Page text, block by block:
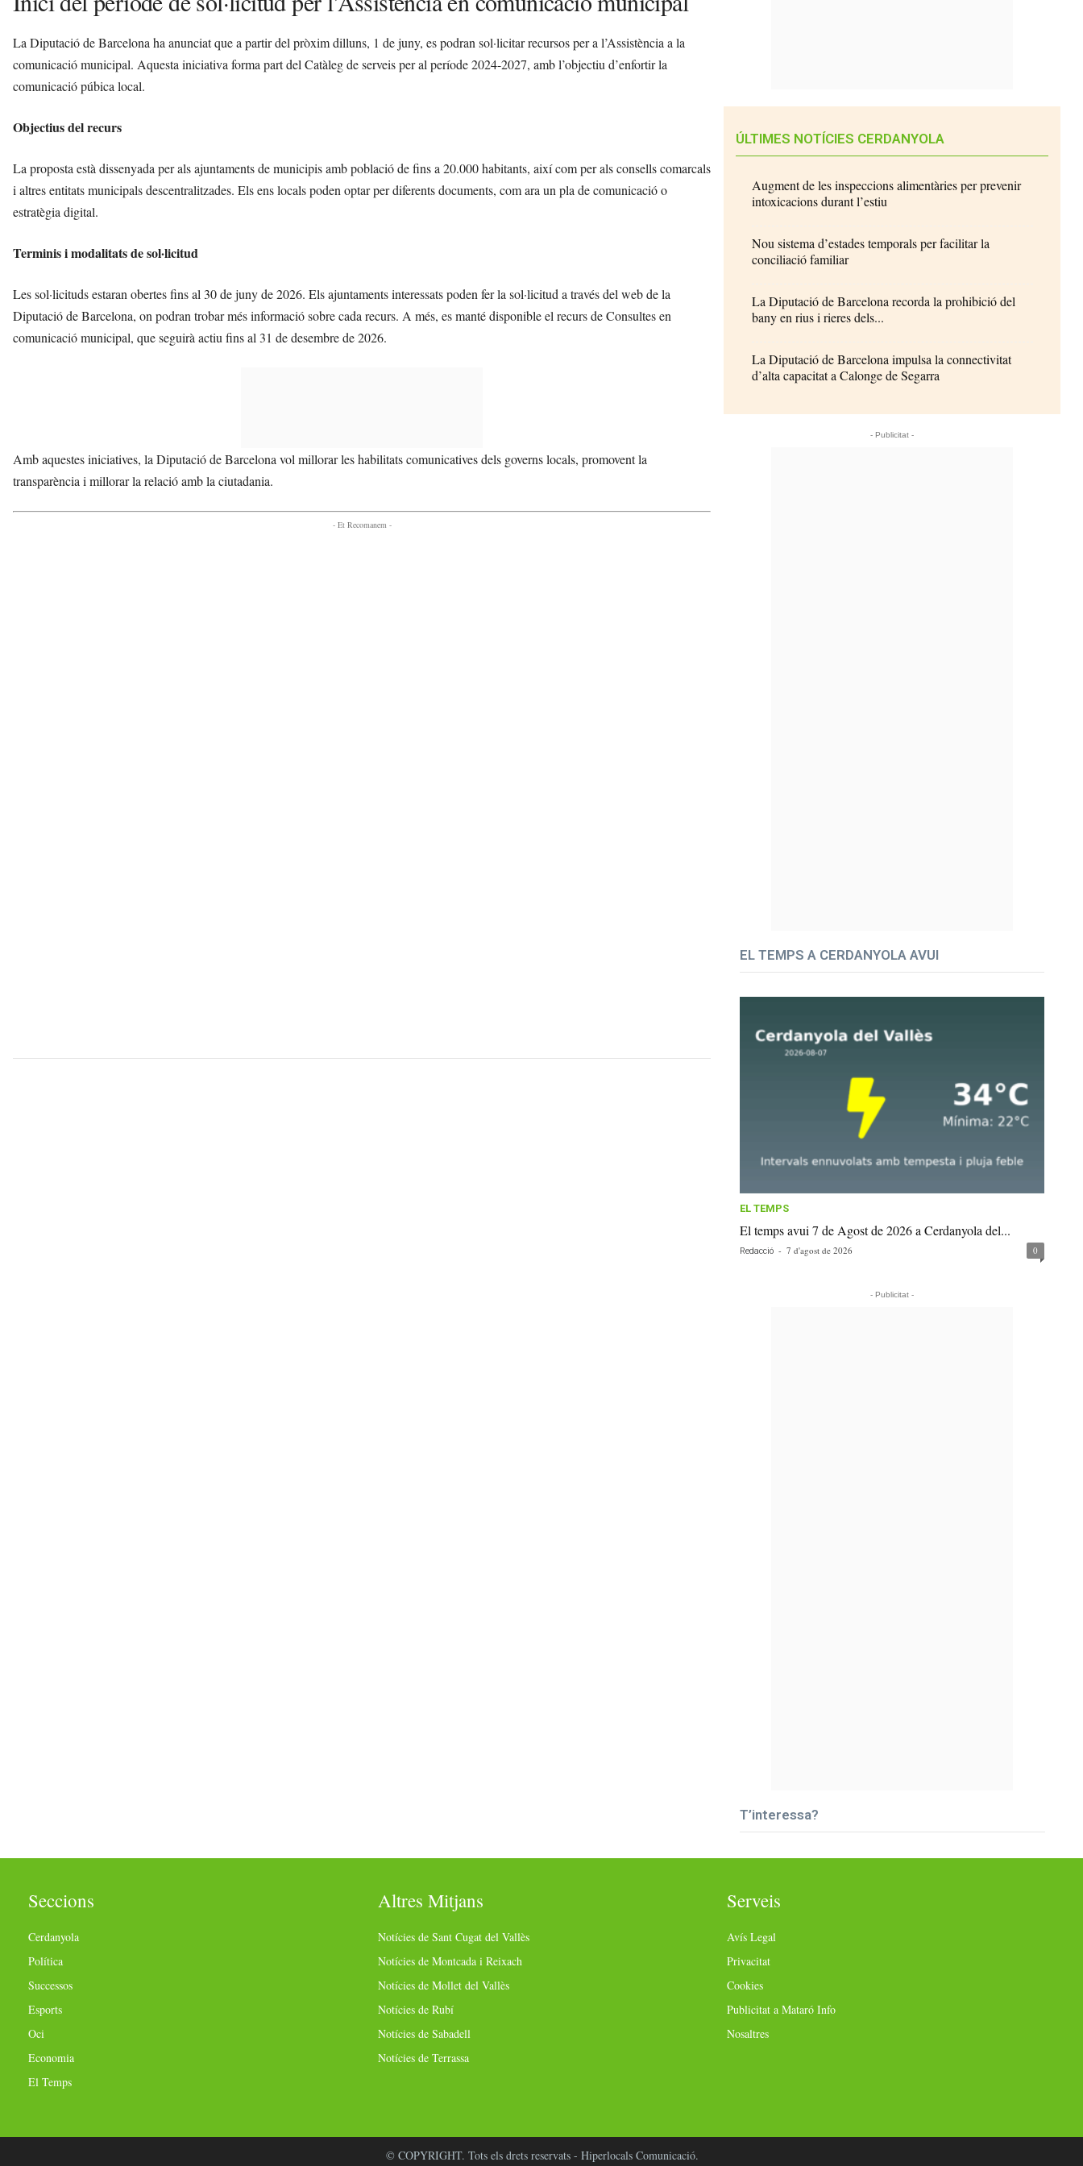
La Diputació de Barcelona ha anunciat que a partir del pròxim dilluns, 1 de juny, es podran sol·licitar recursos per a l’Assistència a la
comunicació municipal. Aquesta iniciativa forma part del Catàleg de serveis per al període 2024-2027, amb l’objectiu d’enfortir la
comunicació púbica local.
Objectius del recurs
La proposta està dissenyada per als ajuntaments de municipis amb població de fins a 20.000 habitants, així com per als consells comarcals
i altres entitats municipals descentralitzades. Els ens locals poden optar per diferents documents, com ara un pla de comunicació o
estratègia digital.
Terminis i modalitats de sol·licitud
Les sol·licituds estaran obertes fins al 30 de juny de 2026. Els ajuntaments interessats poden fer la sol·licitud a través del web de la
Diputació de Barcelona, on podran trobar més informació sobre cada recurs. A més, es manté disponible el recurs de Consultes en
comunicació municipal, que seguirà actiu fins al 31 de desembre de 2026.
Amb aquestes iniciatives, la Diputació de Barcelona vol millorar les habilitats comunicatives dels governs locals, promovent la
transparència i millorar la relació amb la ciutadania.
- Et Recomanem -
ÚLTIMES NOTÍCIES CERDANYOLA
Augment de les inspeccions alimentàries per prevenir
intoxicacions durant l’estiu
Nou sistema d’estades temporals per facilitar la
conciliació familiar
La Diputació de Barcelona recorda la prohibició del
bany en rius i rieres dels...
La Diputació de Barcelona impulsa la connectivitat
d’alta capacitat a Calonge de Segarra
- Publicitat -
EL TEMPS A CERDANYOLA AVUI
EL TEMPS
El temps avui 7 de Agost de 2026 a Cerdanyola del...
Redacció - 7 d'agost de 2026 0
- Publicitat -
T’interessa?
Seccions
Cerdanyola
Política
Successos
Esports
Oci
Economia
El Temps
Altres Mitjans
Notícies de Sant Cugat del Vallès
Notícies de Montcada i Reixach
Notícies de Mollet del Vallès
Notícies de Rubí
Notícies de Sabadell
Notícies de Terrassa
Serveis
Avís Legal
Privacitat
Cookies
Publicitat a Mataró Info
Nosaltres
© COPYRIGHT. Tots els drets reservats - Hiperlocals Comunicació.